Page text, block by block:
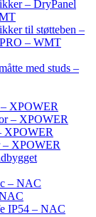
– DryPanel
til støtteben –
– WMT
med studs –
XPOWER
– XPOWER
XPOWER
XPOWER
– NAC
IP54 – NAC